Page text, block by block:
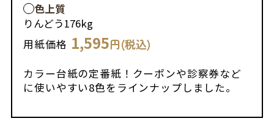
色上質
りんどう176kg
用紙価格 1,595円(税込)
カラー台紙の定番紙！クーポンや診察券など
に使いやすい8色をラインナップしました。